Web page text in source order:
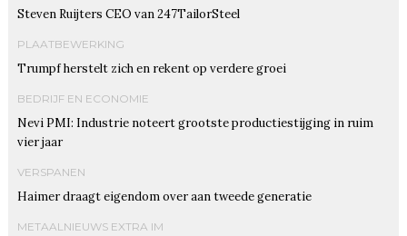
Steven Ruijters CEO van 247TailorSteel
PLAATBEWERKING
Trumpf herstelt zich en rekent op verdere groei
BEDRIJF EN ECONOMIE
Nevi PMI: Industrie noteert grootste productiestijging in ruim
vier jaar
VERSPANEN
Haimer draagt eigendom over aan tweede generatie
METAALNIEUWS EXTRA IM